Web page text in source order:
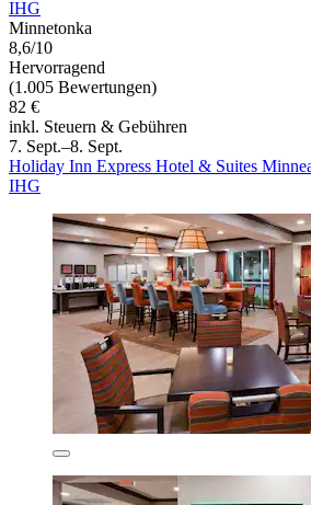
IHG
Minnetonka
8,6/10
Hervorragend
(1.005 Bewertungen)
82 €
inkl. Steuern & Gebühren
7. Sept.–8. Sept.
Holiday Inn Express Hotel & Suites
IHG